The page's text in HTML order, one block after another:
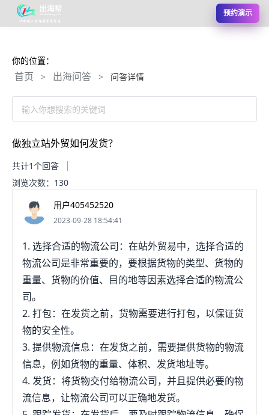
预约演示
你的位置：
首页 > 出海问答 > 问答详情
输入你想搜索的关键词
做独立站外贸如何发货？
共计1个回答
浏览次数：130
用户405452520
2023-09-28 18:54:41
1. 选择合适的物流公司：在站外贸易中，选择合适的
物流公司是非常重要的，要根据货物的类型、货物的
重量、货物的价值、目的地等因素选择合适的物流公
司。
2. 打包：在发货之前，货物需要进行打包，以保证货
物的安全性。
3. 提供物流信息：在发货之前，需要提供货物的物流
信息，例如货物的重量、体积、发货地址等。
4. 发货：将货物交付给物流公司，并且提供必要的物
流信息，让物流公司可以正确地发货。